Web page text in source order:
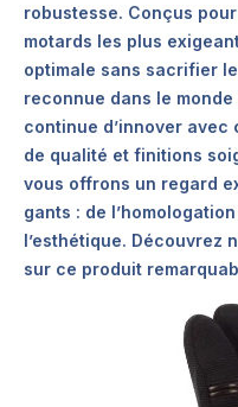
robustesse. Conçus
motards les plus
optimale sans sacrifier
reconnue dans le monde
continue d’innover
de qualité et finitions
vous offrons un regard
gants : de
l’esthétique. Découvrez
sur ce produit